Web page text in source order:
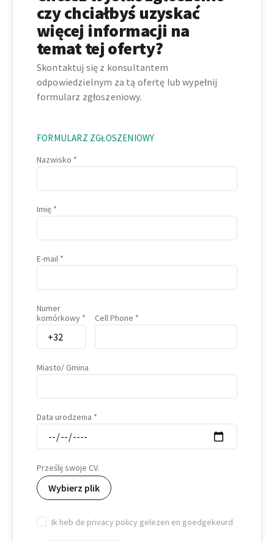
czy chciałbyś uzyskać
więcej informacji na
temat tej oferty?
Skontaktuj się z konsultantem
odpowiedzielnym za tą ofertę lub wypełnij
formularz zgłoszeniowy.
FORMULARZ ZGŁOSZENIOWY
Nazwisko
Imię
E-mail
Numer
komórkowy
Cell Phone
Miasto/ Gmina
Data urodzenia
Prześlij swoje CV.
Wybierz plik
Ik heb de privacy policy gelezen en goedgekeurd